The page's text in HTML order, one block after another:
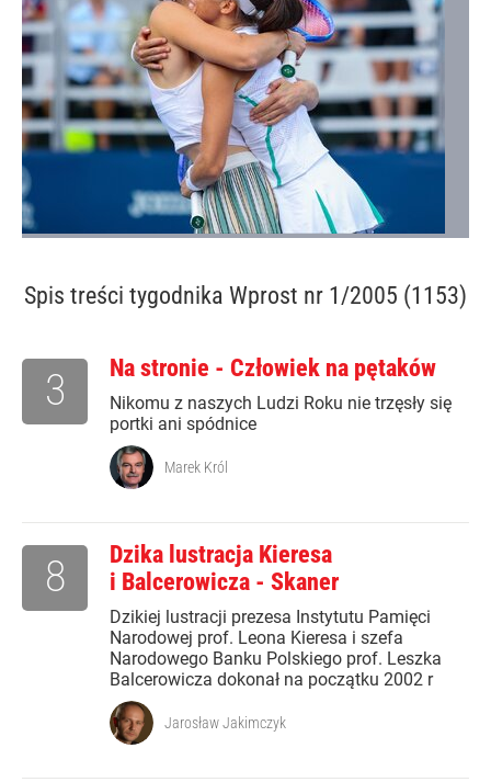
Spis treści tygodnika Wprost nr 1/2005 (1153)
Na stronie - Człowiek na pętaków
Nikomu z naszych Ludzi Roku nie trzęsły się
portki ani spódnice
3
Marek Król
Dzika lustracja Kieresa
i Balcerowicza - Skaner
Dzikiej lustracji prezesa Instytutu Pamięci
Narodowej prof. Leona Kieresa i szefa
Narodowego Banku Polskiego prof. Leszka
Balcerowicza dokonał na początku 2002 r
8
Jarosław Jakimczyk